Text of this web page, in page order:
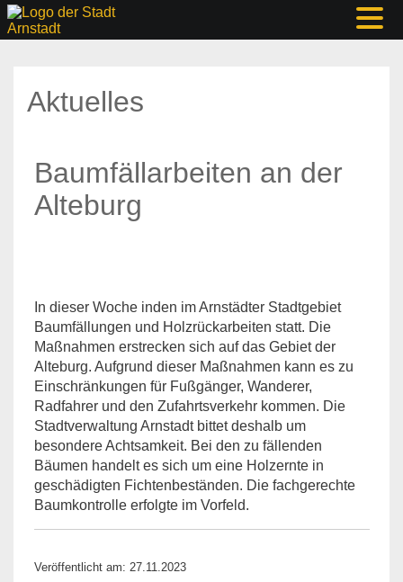
Aktuelles
Baumfällarbeiten an der
Alteburg
In dieser Woche inden im Arnstädter Stadtgebiet
Baumfällungen und Holzrückarbeiten statt. Die
Maßnahmen erstrecken sich auf das Gebiet der
Alteburg. Aufgrund dieser Maßnahmen kann es zu
Einschränkungen für Fußgänger, Wanderer,
Radfahrer und den Zufahrtsverkehr kommen. Die
Stadtverwaltung Arnstadt bittet deshalb um
besondere Achtsamkeit. Bei den zu fällenden
Bäumen handelt es sich um eine Holzernte in
geschädigten Fichtenbeständen. Die fachgerechte
Baumkontrolle erfolgte im Vorfeld.
Veröffentlicht am: 27.11.2023